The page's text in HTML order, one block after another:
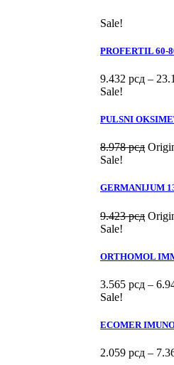
Sale!
PROFERTIL 60-
9.432 рсд –
Sale!
PULSNI
8.978рсд
Sale!
GERMANIJUM
9.423рсд
Sale!
ORTHOMOL
3.565 рсд –
Sale!
ECOMER
2.059 рсд –